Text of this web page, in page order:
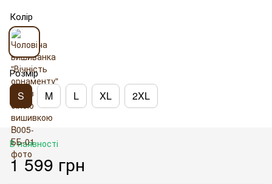
Колір
Розмір
S M L XL 2XL
В наявності
1 599 грн